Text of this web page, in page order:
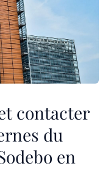
contacter
du
en